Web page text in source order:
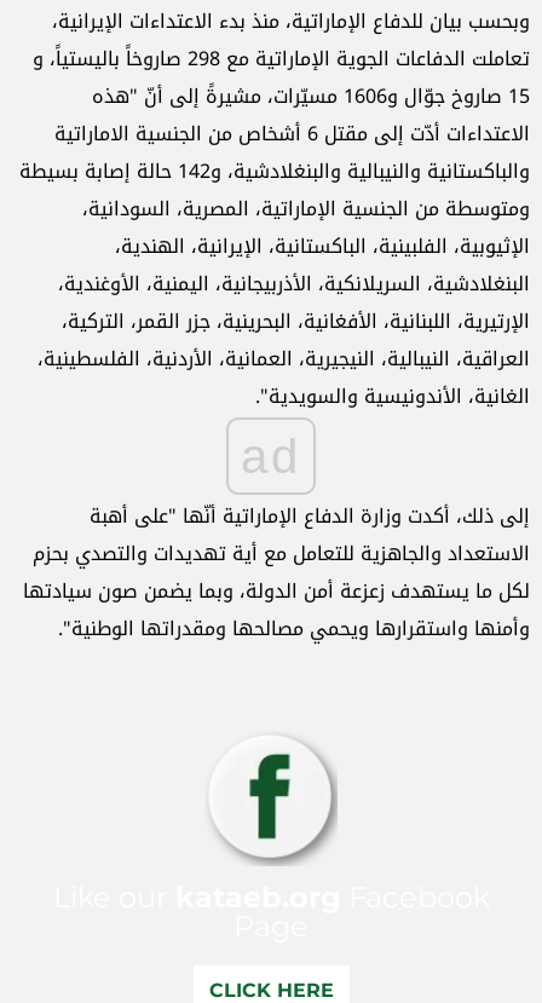
وبحسب بيان للدفاع الإماراتية، منذ بدء الاعتداءات الإيرانية،
تعاملت الدفاعات الجوية الإماراتية مع 298 صاروخاً باليستياً، و
15 صاروخ جوّال و1606 مسيّرات، مشيرةً إلى أنّ "هذه
الاعتداءات أدّت إلى مقتل 6 أشخاص من الجنسية الاماراتية
والباكستانية والنيبالية والبنغلادشية، و142 حالة إصابة بسيطة
ومتوسطة من الجنسية الإماراتية، المصرية، السودانية،
الإثيوبية، الفلبينية، الباكستانية، الإيرانية، الهندية،
البنغلادشية، السريلانكية، الأذربيجانية، اليمنية، الأوغندية،
الإرتيرية، اللبنانية، الأفغانية، البحرينية، جزر القمر، التركية،
العراقية، النيبالية، النيجيرية، العمانية، الأردنية، الفلسطينية،
الغانية، الأندونيسية والسويدية".
ad
إلى ذلك، أكدت وزارة الدفاع الإماراتية أنّها "على أهبة
الاستعداد والجاهزية للتعامل مع أية تهديدات والتصدي بحزم
لكل ما يستهدف زعزعة أمن الدولة، وبما يضمن صون سيادتها
وأمنها واستقرارها ويحمي مصالحها ومقدراتها الوطنية".
CLICK HERE